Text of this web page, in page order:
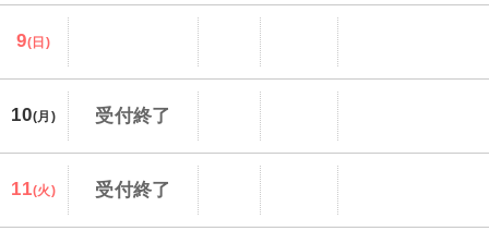
9(日)
10(月) 受付終了
11(火) 受付終了